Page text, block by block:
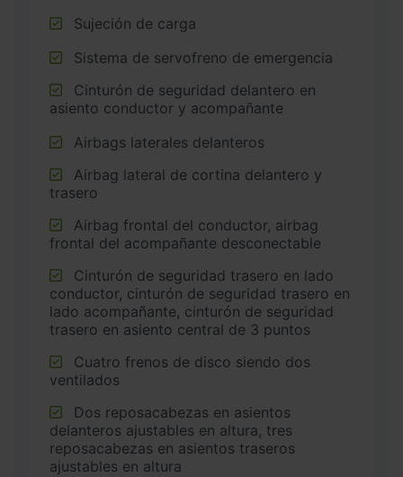
Sujeción de carga
Sistema de servofreno de emergencia
asiento conductor y acompañante
Airbags laterales delanteros
trasero
frontal del acompañante desconectable
conductor, cinturón de seguridad trasero en
lado acompañante, cinturón de seguridad
trasero en asiento central de 3 puntos
ventilados
delanteros ajustables en altura, tres
reposacabezas en asientos traseros
ajustables en altura